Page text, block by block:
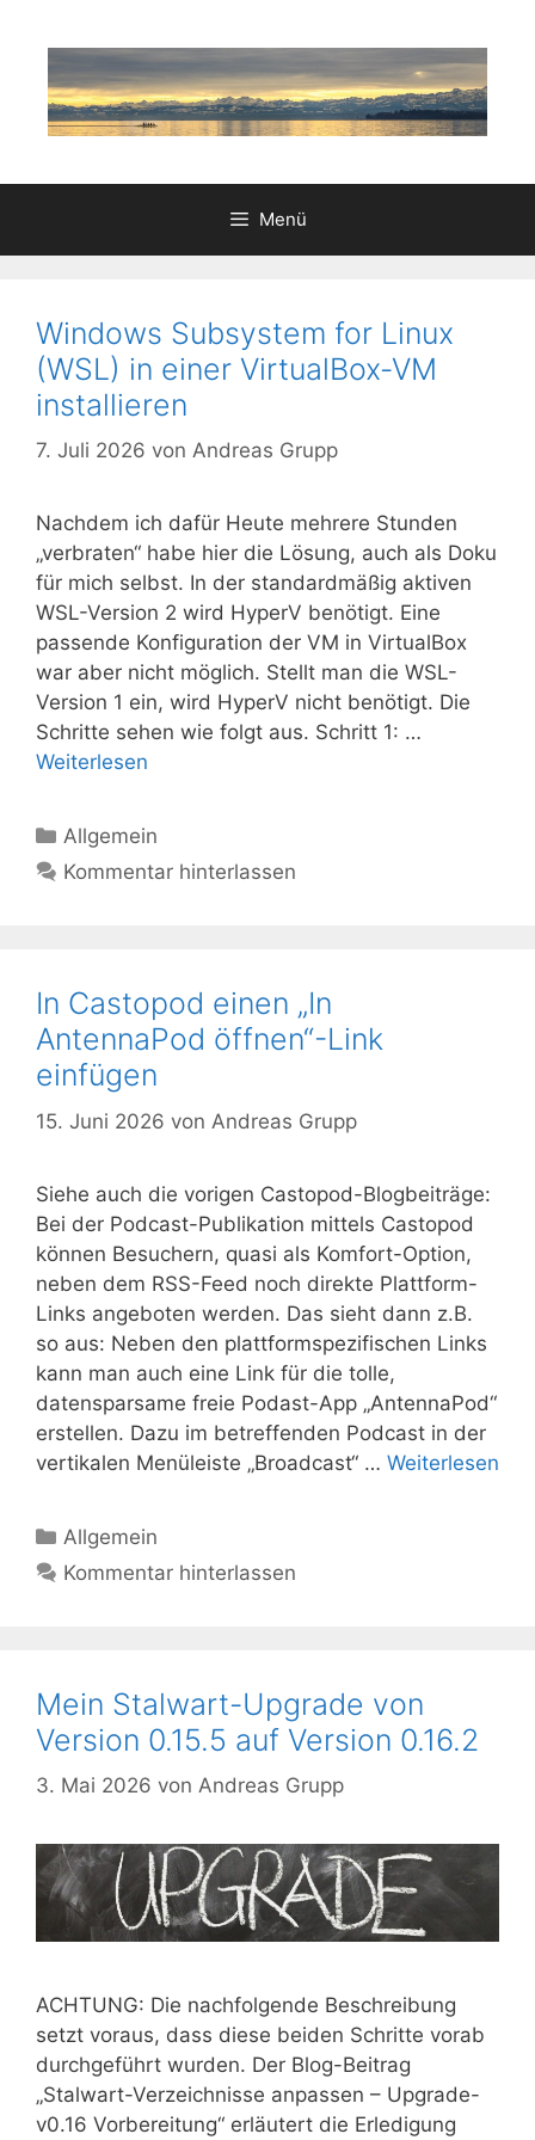
Inhalt
springen
Menü
Windows Subsystem for Linux
(WSL) in einer VirtualBox-VM
installieren
7. Juli 2026 von Andreas Grupp
Nachdem ich dafür Heute mehrere Stunden
„verbraten“ habe hier die Lösung, auch als Doku
für mich selbst. In der standardmäßig aktiven
WSL-Version 2 wird HyperV benötigt. Eine
passende Konfiguration der VM in VirtualBox
war aber nicht möglich. Stellt man die WSL-
Version 1 ein, wird HyperV nicht benötigt. Die
Schritte sehen wie folgt aus. Schritt 1: …
Weiterlesen
Kategorien
Allgemein
Kommentar hinterlassen
In Castopod einen „In
AntennaPod öffnen“-Link
einfügen
15. Juni 2026 von Andreas Grupp
Siehe auch die vorigen Castopod-Blogbeiträge:
Bei der Podcast-Publikation mittels Castopod
können Besuchern, quasi als Komfort-Option,
neben dem RSS-Feed noch direkte Plattform-
Links angeboten werden. Das sieht dann z.B.
so aus: Neben den plattformspezifischen Links
kann man auch eine Link für die tolle,
datensparsame freie Podast-App „AntennaPod“
erstellen. Dazu im betreffenden Podcast in der
vertikalen Menüleiste „Broadcast“ … Weiterlesen
Kategorien
Allgemein
Kommentar hinterlassen
Mein Stalwart-Upgrade von
Version 0.15.5 auf Version 0.16.2
3. Mai 2026 von Andreas Grupp
ACHTUNG: Die nachfolgende Beschreibung
setzt voraus, dass diese beiden Schritte vorab
durchgeführt wurden. Der Blog-Beitrag
„Stalwart-Verzeichnisse anpassen – Upgrade-
v0.16 Vorbereitung“ erläutert die Erledigung